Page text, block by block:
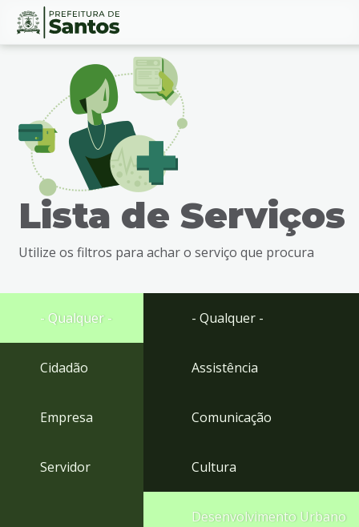
Ir
busca
Ir
rodapé
Conteúdo
Lista de Serviços
Utilize os filtros para achar o serviço que procura
- Qualquer -
Cidadão
Empresa
Servidor
- Qualquer -
Assistência
Comunicação
Cultura
Desenvolvimento Urbano